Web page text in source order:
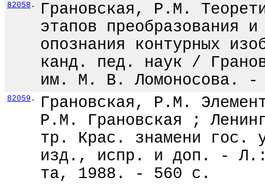
82058 .
Грановская, Р.М.
этапов преобразования
опознания контурных
канд. пед. наук /
им. М. В. Ломоносова.
82059 .
Грановская, Р.М.
Р.М. Грановская ;
тр. Крас. знамени
изд., испр. и доп. - Л.:
та, 1988. - 560 с.